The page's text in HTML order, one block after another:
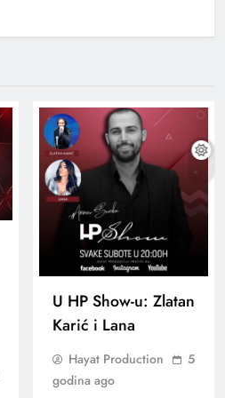
U HP Show-u: Zlatan
Karić i Lana
Hayat Production
5
godina ago